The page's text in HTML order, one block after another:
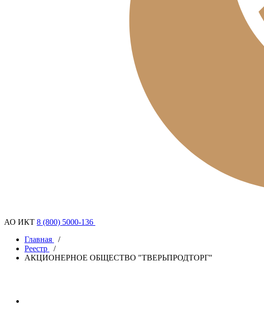
АО ИКТ 8 (800) 5000-136
Главная
/
Реестр
/
АКЦИОНЕРНОЕ ОБЩЕСТВО "ТВЕРЬПРОДТОРГ"